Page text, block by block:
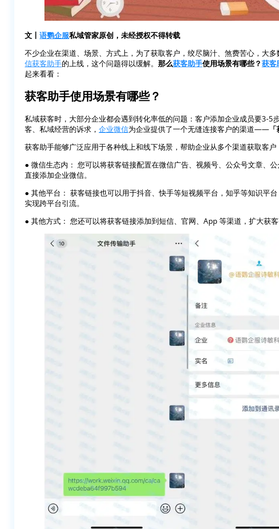
文丨 语鹦企服私域管家原创，未经授权不得转载
不少企业在渠道、场景、方式上，为了获取客户，绞尽脑汁、煞费苦心，大
信获客助手的上线，这个问题得以缓解。 那么获客助手使用场景有哪些？获客
起来看看：
获客助手使用场景有哪些？
私域获客时，大部分企业都会遇到转化率低的问题：客户添加企业成员要3-5
客、私域经营的诉求， 企业微信为企业提供了一个无缝连接客户的渠道——
获客助手能够广泛应用于各种线上和线下场景，帮助企业从多个渠道获取客户
● 微信生态内： 您可以将获客链接配置在微信广告、视频号、公众号文章、
直接添加企业微信。
● 其他平台： 获客链接也可以用于抖音、快手等短视频平台，知乎等知识平
实现跨平台引流。
● 其他方式： 您还可以将获客链接添加到短信、官网、App 等渠道，扩大获客